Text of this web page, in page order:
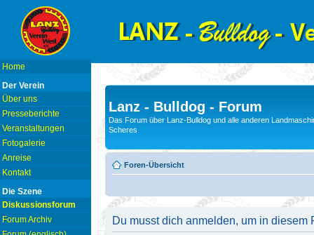
Home
Der Verein
Über uns
Presseberichte
Veranstaltungen
Fotogalerie
Anreise
Kontakt
Die Szene
Diskussionsforum
Forum Archiv
Lanz - Bulldog - Forum
Das Forum über Lanz-Bulldog und alle anderen
Scheres
Foren-Übersicht
Du musst dich anmelden, um in diesem